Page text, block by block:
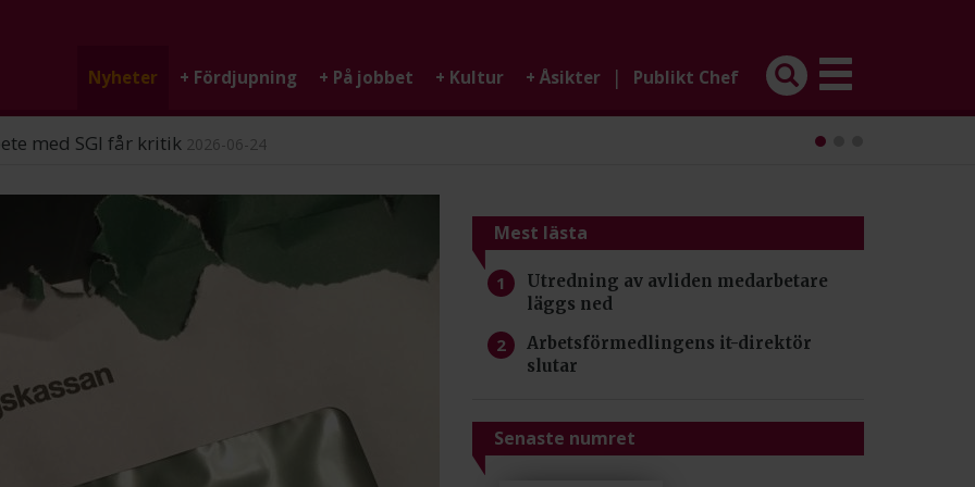
Nyheter + Fördjupning + På jobbet + Kultur + Åsikter | Publikt Chef
2026-06-25
Mest lästa
Utredning av avliden medarbetare
läggs ned
Arbetsförmedlingens it-direktör
slutar
Senaste numret